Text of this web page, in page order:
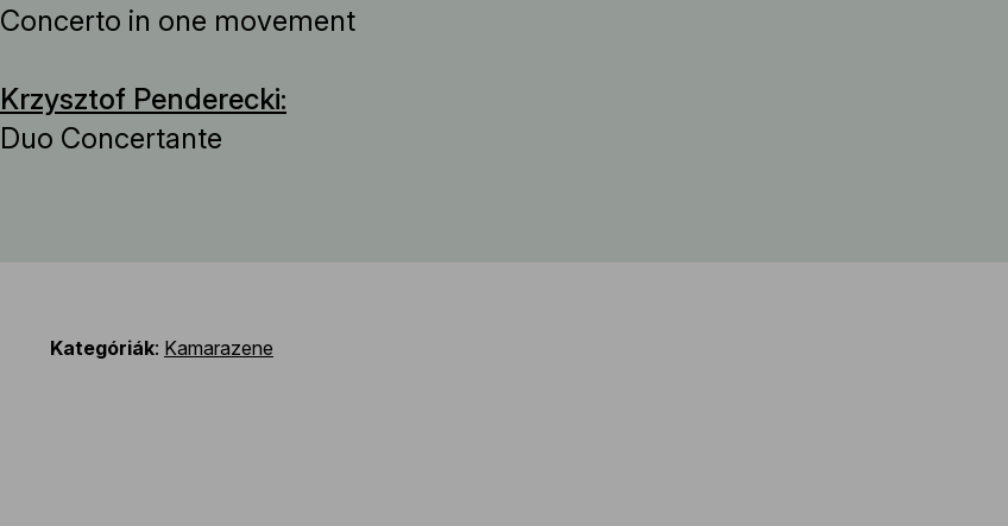
Concerto in one movement
Krzysztof Penderecki:
Duo Concertante
Kategóriák: Kamarazene